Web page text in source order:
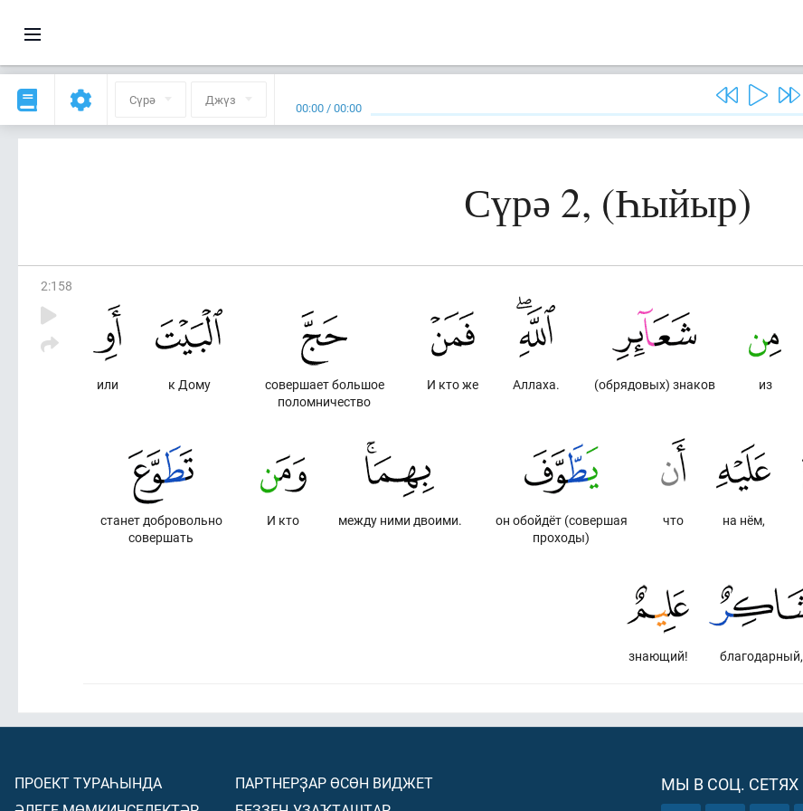
Сүрә Джүз 00:00 /00:00
Сүрә 2, (Һыйыр)
2:158
из
(обрядовых) знаков
Аллаха.
И кто же
совершает большое
поломничество
к Дому
или
на нём,
что
он обойдёт (совершая
проходы)
между ними двоими.
И кто
станет добровольно
совершать
благодарный,
знающий!
ПРОЕКТ ТУРАҺЫНДА
ПАРТНЕРҘАР ӨСӨН ВИДЖЕТ
МЫ В СОЦ. СЕТЯХ